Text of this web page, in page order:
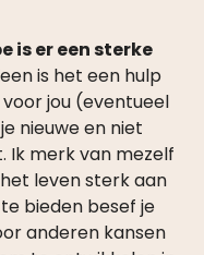
is het een hulp
jou (eventueel
nieuwe en niet
merk van mezelf
leven sterk aan
bieden besef je
anderen kansen
te ontwikkelen in